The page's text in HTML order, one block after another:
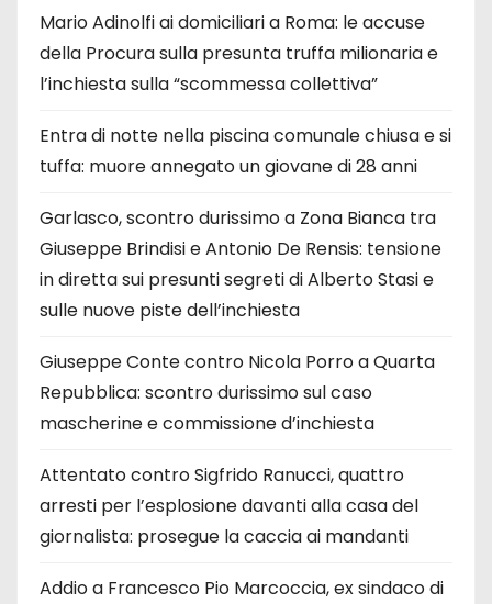
Mario Adinolfi ai domiciliari a Roma: le accuse
della Procura sulla presunta truffa milionaria e
l’inchiesta sulla “scommessa collettiva”
Entra di notte nella piscina comunale chiusa e si
tuffa: muore annegato un giovane di 28 anni
Garlasco, scontro durissimo a Zona Bianca tra
Giuseppe Brindisi e Antonio De Rensis: tensione
in diretta sui presunti segreti di Alberto Stasi e
sulle nuove piste dell’inchiesta
Giuseppe Conte contro Nicola Porro a Quarta
Repubblica: scontro durissimo sul caso
mascherine e commissione d’inchiesta
Attentato contro Sigfrido Ranucci, quattro
arresti per l’esplosione davanti alla casa del
giornalista: prosegue la caccia ai mandanti
Addio a Francesco Pio Marcoccia, ex sindaco di